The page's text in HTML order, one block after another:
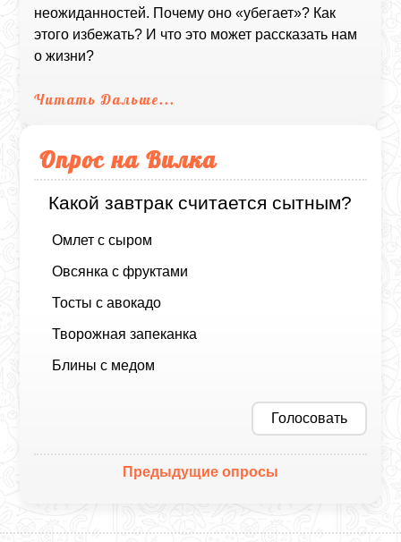
неожиданностей. Почему оно «убегает»? Как
этого избежать? И что это может рассказать нам
о жизни?
Читать Дальше...
Опрос на Вилка
Какой завтрак считается сытным?
Омлет с сыром
Овсянка с фруктами
Тосты с авокадо
Творожная запеканка
Блины с медом
Голосовать
Предыдущие опросы